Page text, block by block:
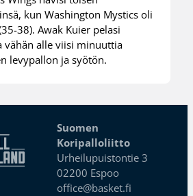
kun Washington Mystics oli
38). Awak Kuier pelasi
vähän alle viisi minuuttia
levypallon ja syötön.
Suomen
Koripalloliitto
Urheilupuistontie 3
02200 Espoo
office@basket.fi